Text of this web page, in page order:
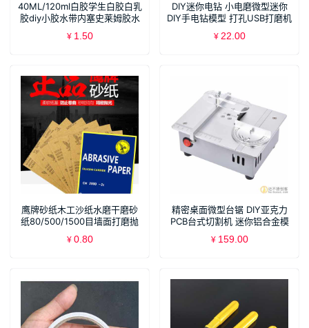
40ML/120ml白胶学生白胶白乳
胶diy小胶水带内塞史莱姆胶水
¥ 1.50
DIY迷你电钻 小电磨微型迷你
DIY手电钻模型 打孔USB打磨机
T53
¥ 22.00
鹰牌砂纸木工沙纸水磨干磨砂
纸80/500/1500目墙面打磨抛
光水砂皮
¥ 0.80
精密桌面微型台锯 DIY亚克力
PCB台式切割机 迷你铝合金模
型小电锯
¥ 159.00